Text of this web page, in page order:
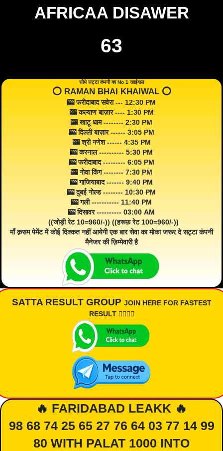
AFRICAA DISAWER
63
सीधे सट्टा कंपनी का No 1 खाईवाल
⭕️ RAMAN BHAI KHAIWAL ⭕️
🎰 फरीदाबाद सवेरा --- 12:30 PM
🎰 कल्याण बाज़ार ---- 1:30 PM
🎰 खाटू धाम -------- 2:30 PM
🎰 दिल्ली बाज़ार ------ 3:05 PM
🎰 श्री गणेश ------ 4:35 PM
🎰 करनाल ---------- 5:30 PM
🎰 फरीदाबाद --------- 6:05 PM
🎰 गोवा किंग -------- 7:30 PM
🎰 गाजियाबाद ------- 9:40 PM
🎰 दुबई गोल्ड -------- 10:30 PM
🎰 गली ----------- 11:40 PM
🎰 दिसावर ---------- 03:00 AM
((जोड़ी रेट 10=960/-)) ((हरूफ़ रेट 100=960/-))
माँ क़सम पेमेंट में कोई दिक्कत नहीं आयेगी एक बार सेवा का मोका जरूर दे सट्टा कंपनी
मैनेजर की ज़िम्मेवारी है
SATTA RESULT GROUP JOIN HERE FOR FASTEST
RESULT 👇🏾👇🏾
🔥 FARIDABAD LEAKK 🔥
98 68 74 25 65 27 76 64 03 77 14 99
80 WITH PALAT 1000 INTO